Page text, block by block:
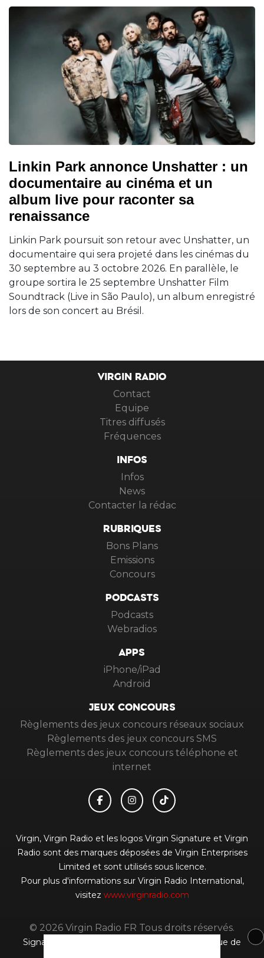
Linkin Park annonce Unshatter : un
documentaire au cinéma et un
album live pour raconter sa
renaissance
Linkin Park poursuit son retour avec Unshatter, un
documentaire qui sera projeté dans les cinémas du
30 septembre au 3 octobre 2026. En parallèle, le
groupe sortira le 25 septembre Unshatter Film
Soundtrack (Live in São Paulo), un album enregistré
lors de son concert au Brésil.
VIRGIN RADIO
Contact
Equipe
Titres diffusés
Fréquences
INFOS
Infos
News
Contacter la rédac
RUBRIQUES
Bons Plans
Emissions
Concours
PODCASTS
Podcasts
Webradios
APPS
iPhone/iPad
Android
JEUX CONCOURS
Règlements des jeux concours réseaux sociaux
Règlements des jeux concours SMS
Règlements des jeux concours téléphone et
internet
Virgin, Virgin Radio et les logos Virgin Signature et Virgin
Radio sont des marques déposées de Virgin Enterprises
Limited et sont utilisés sous licence.
Pour plus d'informations sur Virgin Radio International,
visitez www.virginradio.com
© 2026 Virgin Radio FR Tous droits réservés.
Signaler un contenu
Politique de